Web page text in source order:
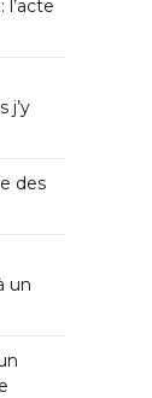
j’y
des
un